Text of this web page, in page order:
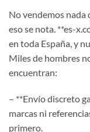
No vendemos nada
eso se nota. **es-
en toda España, y
Miles de hombres
encuentran:
– **Envío discreto
marcas ni
primero.